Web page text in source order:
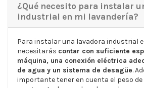
¿Qué necesito para instalar
industrial en mi lavandería?
Para instalar una lavadora industrial
necesitarás contar con suficiente
máquina, una conexión eléctrica
de agua y un sistema de desagüe.
importante tener en cuenta el peso de